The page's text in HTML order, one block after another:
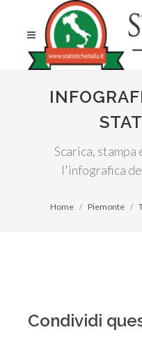
Scarica,
l'infografica
Home Piemonte
Condividi